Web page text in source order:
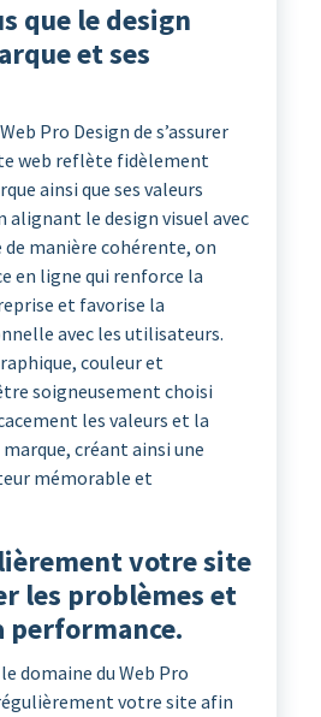
que le design
et ses
Pro Design de s’assurer
web reflète fidèlement
ainsi que ses valeurs
alignant le design visuel avec
de manière cohérente, on
en ligne qui renforce la
et favorise la
avec les utilisateurs.
couleur et
soigneusement choisi
les valeurs et la
créant ainsi une
mémorable et
votre site
les problèmes et
performance.
domaine du Web Pro
votre site afin